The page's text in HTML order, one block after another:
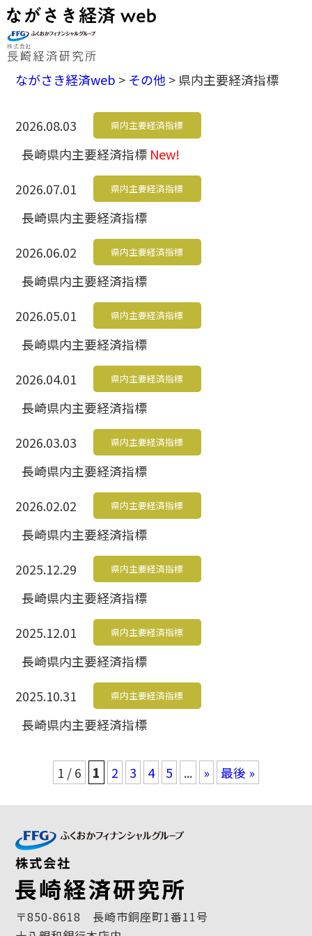
ながさき経済web > その他 > 県内主要経済指標
2026.08.03 県内主要経済指標
長崎県内主要経済指標 New!
2026.07.01
県内主要経済指標
長崎県内主要経済指標
2026.06.02
県内主要経済指標
長崎県内主要経済指標
2026.05.01
県内主要経済指標
長崎県内主要経済指標
2026.04.01
県内主要経済指標
長崎県内主要経済指標
2026.03.03
県内主要経済指標
長崎県内主要経済指標
2026.02.02
県内主要経済指標
長崎県内主要経済指標
2025.12.29
県内主要経済指標
長崎県内主要経済指標
2025.12.01
県内主要経済指標
長崎県内主要経済指標
2025.10.31
県内主要経済指標
長崎県内主要経済指標
1 / 6 1 2 3 4 5 ... » 最後 »
〒850-8618 長崎市銅座町1番11号